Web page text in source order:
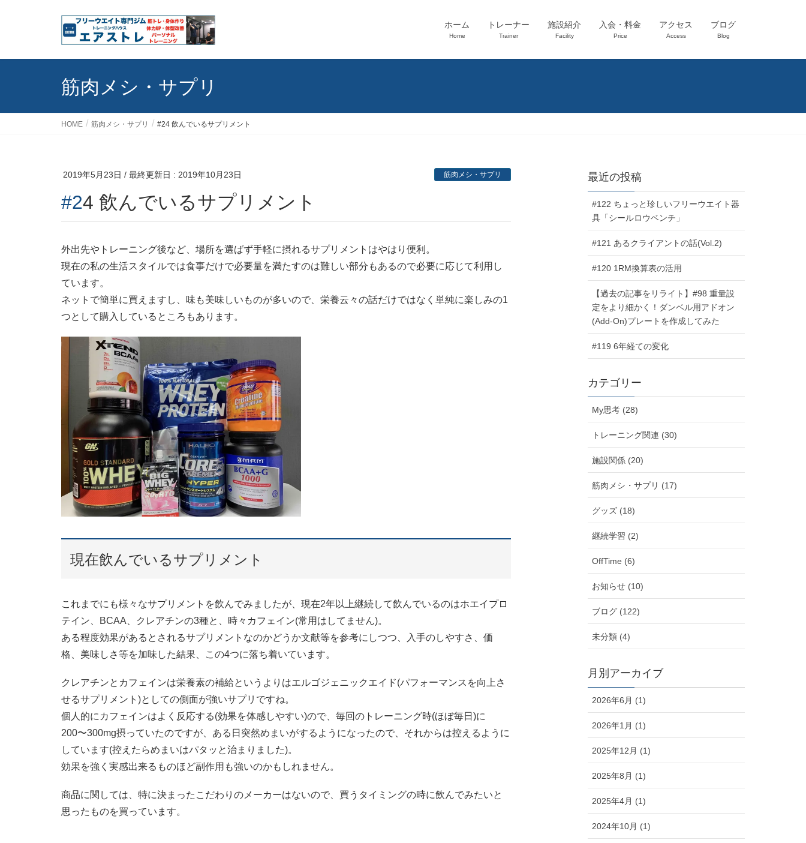
ホーム
Home
トレーナー
Trainer
施設紹介
Facility
入会・料金
Price
アクセス
Access
ブログ
Blog
筋肉メシ・サプリ
HOME 筋肉メシ・サプリ #24 飲んでいるサプリメント
2019年5月23日 / 最終更新日 : 2019年10月23日 筋肉メシ・サプリ
#24 飲んでいるサプリメント
外出先やトレーニング後など、場所を選ばず手軽に摂れるサプリメントはやはり便利。
現在の私の生活スタイルでは食事だけで必要量を満たすのは難しい部分もあるので必要に応じて利用し
ています。
ネットで簡単に買えますし、味も美味しいものが多いので、栄養云々の話だけではなく単純に楽しみの1
つとして購入しているところもあります。
現在飲んでいるサプリメント
これまでにも様々なサプリメントを飲んでみましたが、現在2年以上継続して飲んでいるのはホエイプロ
テイン、BCAA、クレアチンの3種と、時々カフェイン(常用はしてません)。
ある程度効果があるとされるサプリメントなのかどうか文献等を参考にしつつ、入手のしやすさ、価
格、美味しさ等を加味した結果、この4つに落ち着いています。
クレアチンとカフェインは栄養素の補給というよりはエルゴジェニックエイド(パフォーマンスを向上さ
せるサプリメント)としての側面が強いサプリですね。
個人的にカフェインはよく反応する(効果を体感しやすい)ので、毎回のトレーニング時(ほぼ毎日)に
200〜300mg摂っていたのですが、ある日突然めまいがするようになったので、それからは控えるように
しています(控えたらめまいはパタッと治まりました)。
効果を強く実感出来るものほど副作用も強いのかもしれません。
商品に関しては、特に決まったこだわりのメーカーはないので、買うタイミングの時に飲んでみたいと
思ったものを買っています。
最近の投稿
#122 ちょっと珍しいフリーウエイト器
具「シールロウベンチ」
#121 あるクライアントの話(Vol.2)
#120 1RM換算表の活用
【過去の記事をリライト】#98 重量設
定をより細かく！ダンベル用アドオン
(Add-On)プレートを作成してみた
#119 6年経ての変化
カテゴリー
My思考 (28)
トレーニング関連 (30)
施設関係 (20)
筋肉メシ・サプリ (17)
グッズ (18)
継続学習 (2)
OffTime (6)
お知らせ (10)
ブログ (122)
未分類 (4)
月別アーカイブ
2026年6月 (1)
2026年1月 (1)
2025年12月 (1)
2025年8月 (1)
2025年4月 (1)
2024年10月 (1)